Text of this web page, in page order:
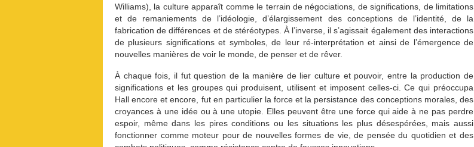
Williams), la culture apparaît comme le terrain de négociations, de significations, de limitations
et de remaniements de l’idéologie, d’élargissement des conceptions de l’identité, de la
fabrication de différences et de stéréotypes. À l’inverse, il s’agissait également des interactions
de plusieurs significations et symboles, de leur ré-interprétation et ainsi de l’émergence de
nouvelles manières de voir le monde, de penser et de rêver.
À chaque fois, il fut question de la manière de lier culture et pouvoir, entre la production de
significations et les groupes qui produisent, utilisent et imposent celles-ci. Ce qui préoccupa
Hall encore et encore, fut en particulier la force et la persistance des conceptions morales, des
croyances à une idée ou à une utopie. Elles peuvent être une force qui aide à ne pas perdre
espoir, même dans les pires conditions ou les situations les plus désespérées, mais aussi
fonctionner comme moteur pour de nouvelles formes de vie, de pensée du quotidien et des